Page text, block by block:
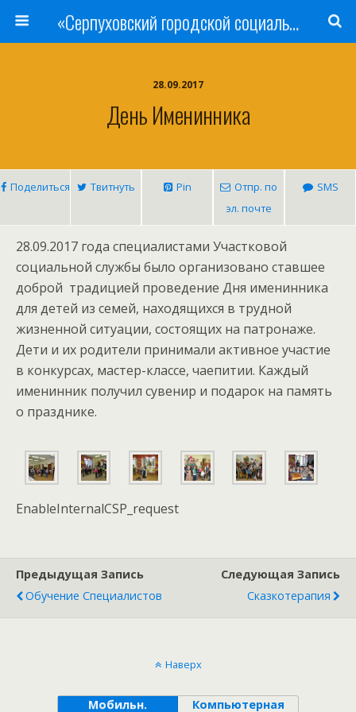
«Серпуховский городской социально-реабилитационный Центр для несовершеннолетних»
28.09.2017
День Именинника
Поделиться Твитнуть Pin
Отпр. по
эл. почте
SMS
28.09.2017 года специалистами Участковой
социальной службы было организовано ставшее
доброй традицией проведение Дня именинника
для детей из семей, находящихся в трудной
жизненной ситуации, состоящих на патронаже.
Дети и их родители принимали активное участие
в конкурсах, мастер-классе, чаепитии. Каждый
именинник получил сувенир и подарок на память
о празднике.
EnableInternalCSP_request
Предыдущая Запись
Обучение Специалистов
Следующая Запись
Сказкотерапия
Наверх
Мобильн. Компьютерная